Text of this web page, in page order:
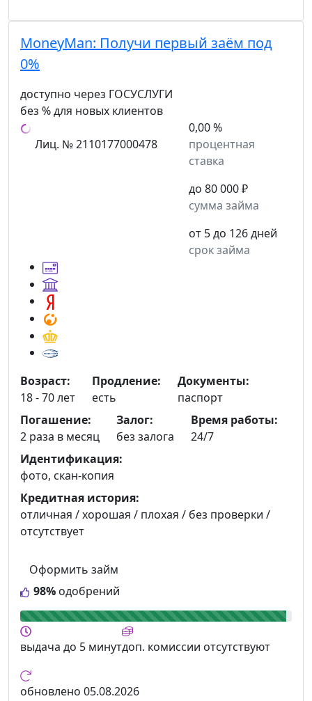
MoneyMan: Получи первый заём под
0%
доступно через ГОСУСЛУГИ
без % для новых клиентов
Лиц. № 2110177000478
0,00 %
процентная
ставка
до 80 000 ₽
сумма займа
от 5 до 126 дней
срок займа
98% одобрений
Оформить займ
Возраст:
18 - 70 лет
Продление:
есть
Документы:
паспорт
Погашение:
2 раза в месяц
Залог:
без залога
Время работы:
24/7
Идентификация:
фото, скан-копия
Кредитная история:
отличная / хорошая / плохая / без проверки /
отсутствует
выдача до 5 минутдоп. комиссии отсутствуют
обновлено 05.08.2026